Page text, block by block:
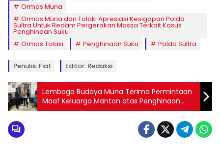
Ormas Muna
Ormas Muna dan Tolaki Apresiasi Kesigapan Polda
Sultra Untuk Redam Pergerakan Massa Terkait Kasus
Penghinaan Suku
Ormas Tolaki
Penghinaan Suku Polda Sultra
Penulis: Fiat Editor: Redaksi
Lembaga Budaya Muna Terima Permintaan
Maaf Keluarga Manton atas Penghinaan
Suku di Tiktok